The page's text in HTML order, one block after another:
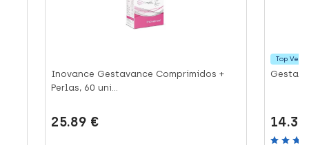
Inovance Gestavance Comprimidos +
Perlas, 60 uni...
25.89 €
Top